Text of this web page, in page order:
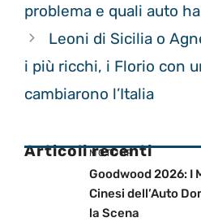
problema e quali auto
Leoni di Sicilia o
i più ricchi, i Florio con
cambiarono l’Italia
Articoli recenti
MOTOGP
Goodwood 2026: I
Cinesi dell’Auto
la Scena